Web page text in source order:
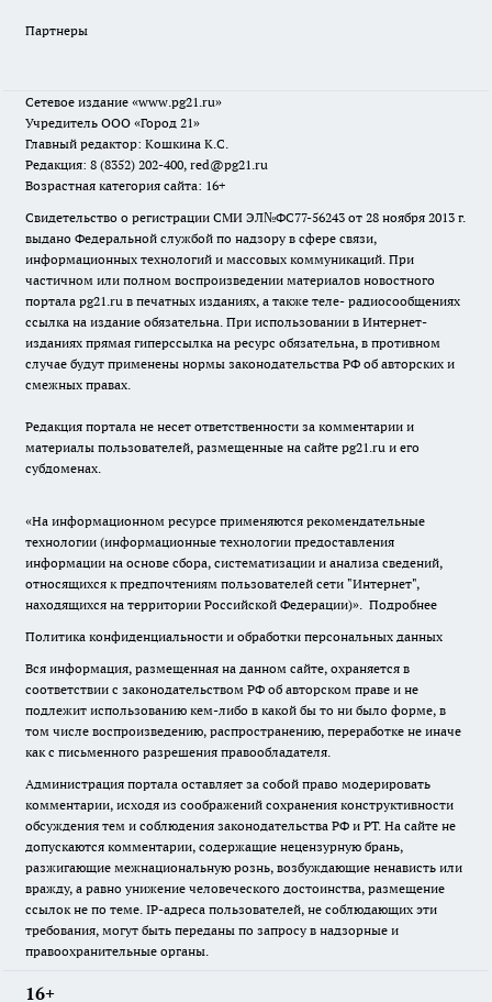
Партнеры
Сетевое издание «www.pg21.ru»
Учредитель ООО «Город 21»
Главный редактор: Кошкина К.С.
Редакция: 8 (8352) 202-400, red@pg21.ru
Возрастная категория сайта: 16+
Свидетельство о регистрации СМИ ЭЛ№ФС77-56243 от 28 ноября 2013 г.
выдано Федеральной службой по надзору в сфере связи,
информационных технологий и массовых коммуникаций. При
частичном или полном воспроизведении материалов новостного
портала pg21.ru в печатных изданиях, а также теле- радиосообщениях
ссылка на издание обязательна. При использовании в Интернет-
изданиях прямая гиперссылка на ресурс обязательна, в противном
случае будут применены нормы законодательства РФ об авторских и
смежных правах.
Редакция портала не несет ответственности за комментарии и
материалы пользователей, размещенные на сайте pg21.ru и его
субдоменах.
«На информационном ресурсе применяются рекомендательные
технологии (информационные технологии предоставления
информации на основе сбора, систематизации и анализа сведений,
относящихся к предпочтениям пользователей сети "Интернет",
находящихся на территории Российской Федерации)». Подробнее
Политика конфиденциальности и обработки персональных данных
Вся информация, размещенная на данном сайте, охраняется в
соответствии с законодательством РФ об авторском праве и не
подлежит использованию кем-либо в какой бы то ни было форме, в
том числе воспроизведению, распространению, переработке не иначе
как с письменного разрешения правообладателя.
Администрация портала оставляет за собой право модерировать
комментарии, исходя из соображений сохранения конструктивности
обсуждения тем и соблюдения законодательства РФ и РТ. На сайте не
допускаются комментарии, содержащие нецензурную брань,
разжигающие межнациональную рознь, возбуждающие ненависть или
вражду, а равно унижение человеческого достоинства, размещение
ссылок не по теме. IP-адреса пользователей, не соблюдающих эти
требования, могут быть переданы по запросу в надзорные и
правоохранительные органы.
16+